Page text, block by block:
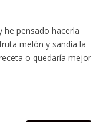
he pensado hacerla
melón y sandía la
o quedaría mejor